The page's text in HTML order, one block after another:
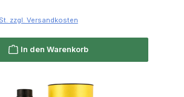
zzgl. Versandkosten
In den Warenkorb